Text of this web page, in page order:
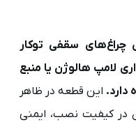
چراغ‌های سقفی توکار
لامپ هالوژن یا منبع
این قطعه در ظاهر
در کیفیت نصب، ایمنی